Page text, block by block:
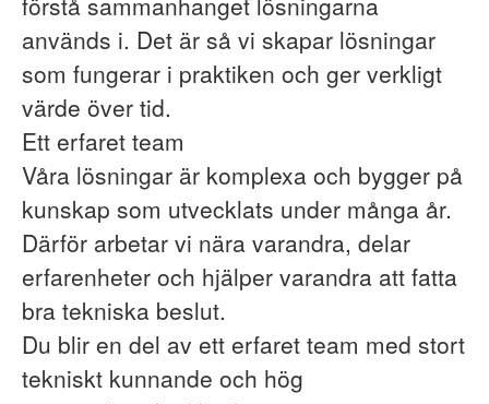
används i. Det är så vi skapar lösningar
som fungerar i praktiken och ger verkligt
värde över tid.
Ett erfaret team
Våra lösningar är komplexa och bygger på
kunskap som utvecklats under många år.
Därför arbetar vi nära varandra, delar
erfarenheter och hjälper varandra att fatta
bra tekniska beslut.
Du blir en del av ett erfaret team med stort
tekniskt kunnande och hög